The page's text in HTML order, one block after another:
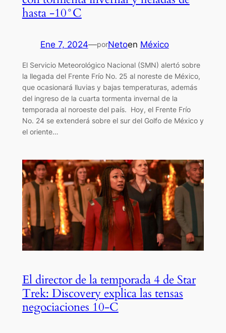
hasta -10°C
Ene 7, 2024—porNetoen México
El Servicio Meteorológico Nacional (SMN) alertó sobre
la llegada del Frente Frío No. 25 al noreste de México,
que ocasionará lluvias y bajas temperaturas, además
del ingreso de la cuarta tormenta invernal de la
temporada al noroeste del país. Hoy, el Frente Frío
No. 24 se extenderá sobre el sur del Golfo de México y
el oriente…
El director de la temporada 4 de Star
Trek: Discovery explica las tensas
negociaciones 10-C